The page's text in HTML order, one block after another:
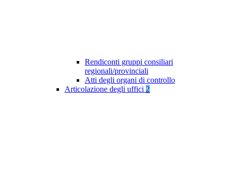
Rendiconti gruppi consiliari
regionali/provinciali
Atti degli organi di controllo
Articolazione degli uffici 2